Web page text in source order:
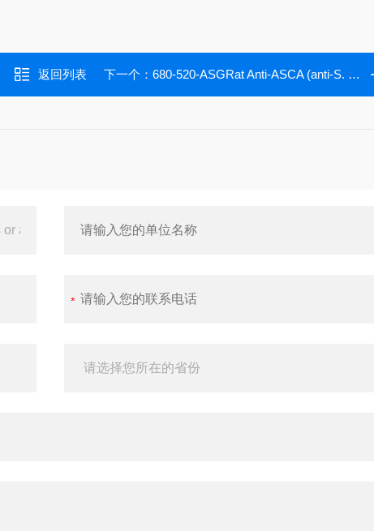
返回列表 下一个： 680-520-ASGRat Anti-ASCA (anti-S. cerevisiae Antibodies or anti-mannan) IgG ELISA Kit